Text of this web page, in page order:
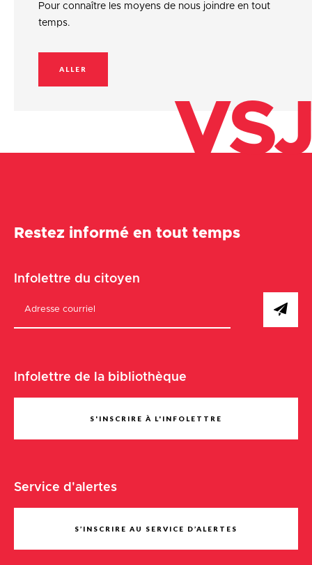
Pour connaître les moyens de nous joindre en tout
temps.
ALLER
VSJ
Restez informé en tout temps
Infolettre du citoyen
Infolettre de la bibliothèque
S'INSCRIRE À L'INFOLETTRE
Service d'alertes
S’INSCRIRE AU SERVICE D’ALERTES